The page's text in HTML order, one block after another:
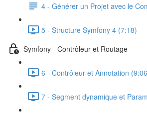
4 - Générer un Projet avec le
5 - Structure Symfony 4 (7:18)
Symfony - Contrôleur et Routage
6 - Contrôleur et Annotation
7 - Segment dynamique et